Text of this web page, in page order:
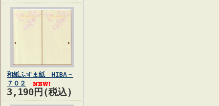
和紙ふすま紙 HIBA－
７０２
3,190円(税込)